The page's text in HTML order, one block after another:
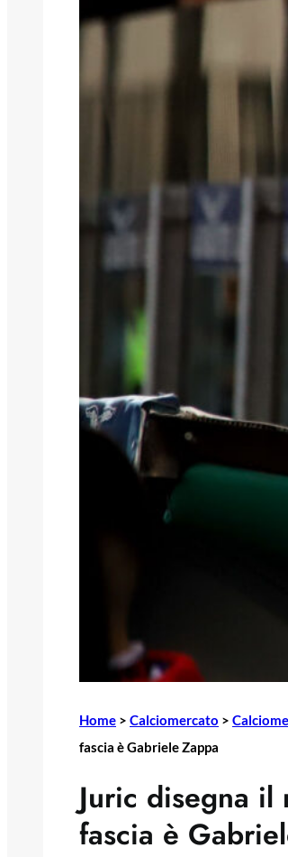
Home > Calciomercato >
fascia è Gabriele Zappa
Juric disegna il
fascia è